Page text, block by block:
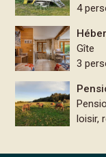
4
Gîte
3
loisir,